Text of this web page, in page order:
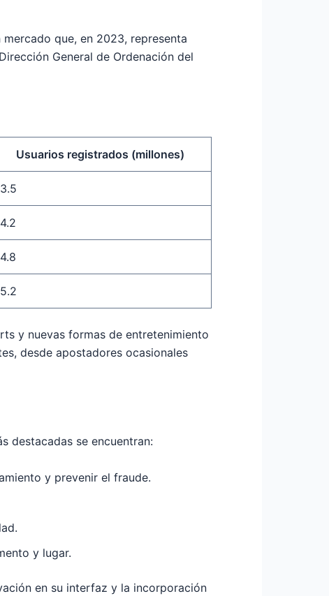
que, en 2023, representa
General de Ordenación del
Usuarios registrados (millones)
3.5
4.2
4.8
5.2
y nuevas formas de entretenimiento
desde apostadores ocasionales
destacadas se encuentran:
y prevenir el fraude.
y lugar.
en su interfaz y la incorporación